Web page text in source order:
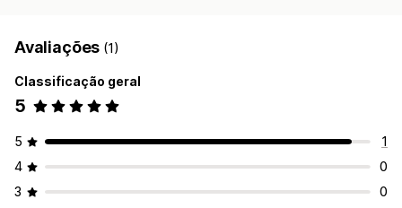
Avaliações (1)
Classificação geral
5
5
1
4
0
3
0